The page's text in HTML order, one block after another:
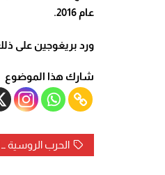
عام 2016
.
ورد بريغوجين على
شارك هذا الموضوع
الحرب الروسية ــ